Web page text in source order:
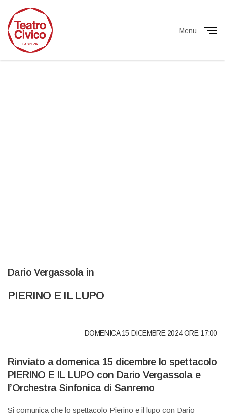
Menu
Dario Vergassola in
PIERINO E IL LUPO
DOMENICA 15 DICEMBRE 2024 ORE 17:00
Rinviato a domenica 15 dicembre lo spettacolo
PIERINO E IL LUPO con Dario Vergassola e
l’Orchestra Sinfonica di Sanremo
Si comunica che lo spettacolo Pierino e il lupo con Dario